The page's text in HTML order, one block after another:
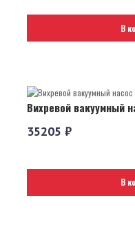
В
Вихревой вакуумный
35205 ₽
В